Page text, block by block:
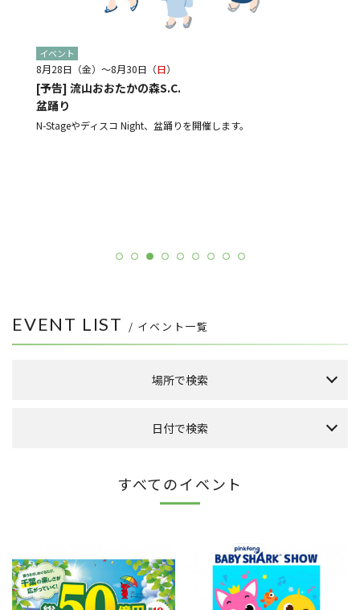
イベント
8月28日（金）～8月30日（日）
[予告] 流山おおたかの森S.C.
盆踊り
N-Stageやディスコ Night、盆踊りを開催します。
EVENT LIST / イベント一覧
場所で検索
本館 1F ウエストプラザ （タカシマヤフードメゾン側吹き抜け）
その他
全件表示
日付で検索
2026年 8月
2
3 4 6 7
8
9
11 12 13 14
15
16
17 18 19 20 21
22
すべてのイベント